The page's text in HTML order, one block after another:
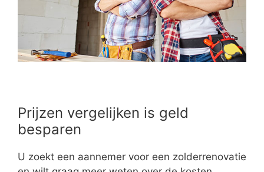
Prijzen vergelijken is geld
besparen
U zoekt een aannemer voor een zolderrenovatie